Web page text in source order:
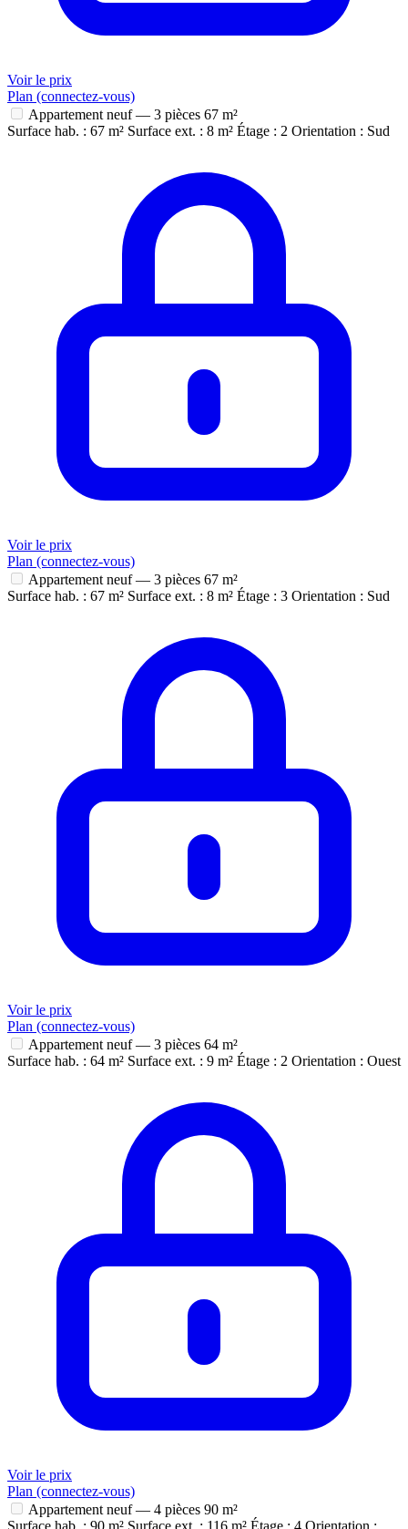
Voir le prix
Plan (connectez-vous)
Appartement neuf — 3 pièces 67 m²
Surface hab. : 67 m² Surface ext. : 8 m² Étage : 2 Orientation : Sud
Voir le prix
Plan (connectez-vous)
Appartement neuf — 3 pièces 67 m²
Surface hab. : 67 m² Surface ext. : 8 m² Étage : 3 Orientation : Sud
Voir le prix
Plan (connectez-vous)
Appartement neuf — 3 pièces 64 m²
Surface hab. : 64 m² Surface ext. : 9 m² Étage : 2 Orientation : Ouest
Voir le prix
Plan (connectez-vous)
Appartement neuf — 4 pièces 90 m²
Surface hab. : 90 m² Surface ext. : 116 m² Étage : 4 Orientation :